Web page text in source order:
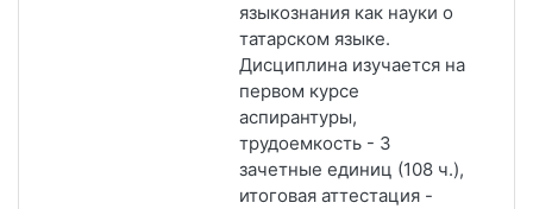
языкознания как науки о
татарском языке.
Дисциплина изучается на
первом курсе
аспирантуры,
трудоемкость - 3
зачетные единиц (108 ч.),
итоговая аттестация -